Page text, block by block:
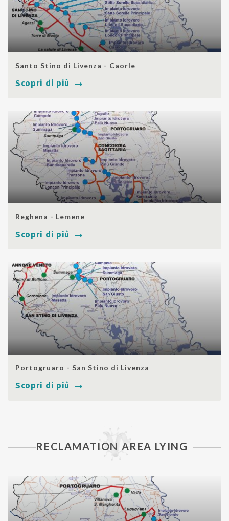
SHARE
Santo Stino di Livenza - Caorle
Scopri di più
Reghena - Lemene
Scopri di più
SHARE
Portogruaro - San Stino di Livenza
Scopri di più
TOURIST ROUTES IN LAND
RECLAMATION AREA LYING